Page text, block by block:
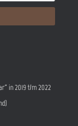
in 2019 t/m 2022